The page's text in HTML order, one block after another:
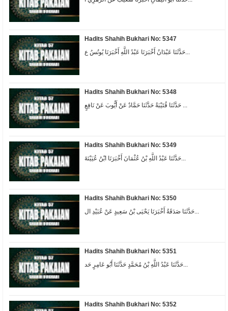
Hadits Shahih Bukhari No: 5347
حَدَّثَنَا عَبْدَانُ أَخْبَرَنَا عَبْدُ اللَّهِ أَخْبَرَنَا يُونُسُ ع...
Hadits Shahih Bukhari No: 5348
حَدَّثَنَا قُتَيْبَةُ حَدَّثَنَا حَمَّادٌ عَنْ أَيُّوبَ عَنْ نَافِعٍ ...
Hadits Shahih Bukhari No: 5349
حَدَّثَنَا عَبْدُ اللَّهِ بْنُ عُثْمَانَ أَخْبَرَنَا ابْنُ عُيَيْنَةَ...
Hadits Shahih Bukhari No: 5350
حَدَّثَنَا صَدَقَةُ أَخْبَرَنَا يَحْيَى بْنُ سَعِيدٍ عَنْ عُبَيْدِ ال...
Hadits Shahih Bukhari No: 5351
حَدَّثَنَا عَبْدُ اللَّهِ بْنُ مُحَمَّدٍ حَدَّثَنَا أَبُو عَامِرٍ حَد...
Hadits Shahih Bukhari No: 5352